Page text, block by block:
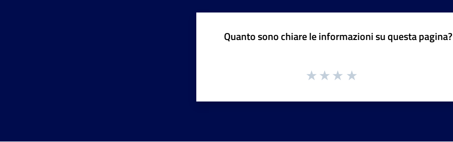
Quanto sono chiare le informazioni su questa pagina?